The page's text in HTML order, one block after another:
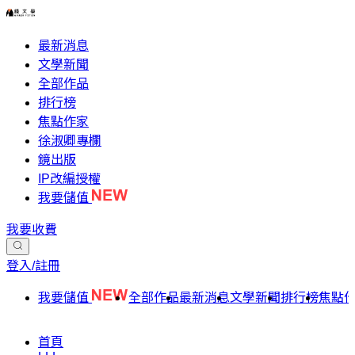
最新消息
文學新聞
全部作品
排行榜
焦點作家
徐淑卿專欄
鏡出版
IP改編授權
我要儲值
我要收費
登入/註冊
我要儲值 全部作品最新消息文學新聞排行榜焦點
首頁